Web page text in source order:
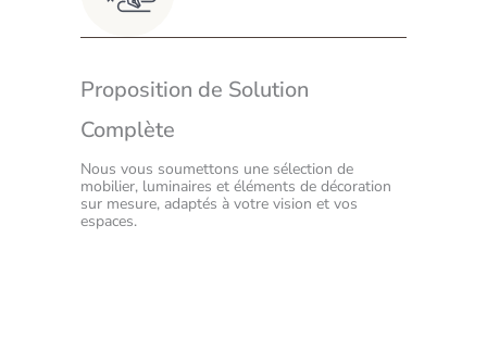
Proposition de Solution
Complète
Nous vous soumettons une sélection de
mobilier, luminaires et éléments de décoration
sur mesure, adaptés à votre vision et vos
espaces.